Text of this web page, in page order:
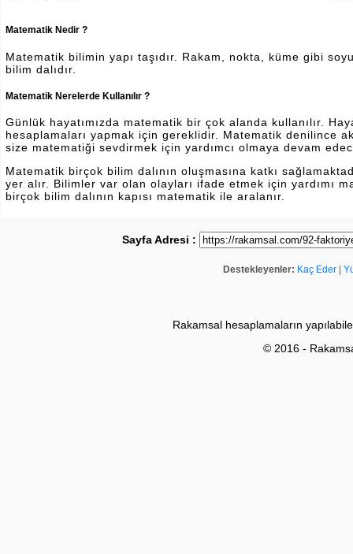
Matematik Nedir ?
Matematik bilimin yapı taşıdır. Rakam, nokta, küme gibi
bilim dalıdır.
Matematik Nerelerde Kullanılır ?
Günlük hayatımızda matematik bir çok alanda kullanılır.
hesaplamaları yapmak için gereklidir. Matematik denilince
size matematiği sevdirmek için yardımcı olmaya devam
Matematik birçok bilim dalının oluşmasına katkı
yer alır. Bilimler var olan olayları ifade etmek için yardımı
birçok bilim dalının kapısı matematik ile aralanır.
Sayfa Adresi :
Destekleyenler: Kaç Eder
Rakamsal hesaplamaların
© 2016 -